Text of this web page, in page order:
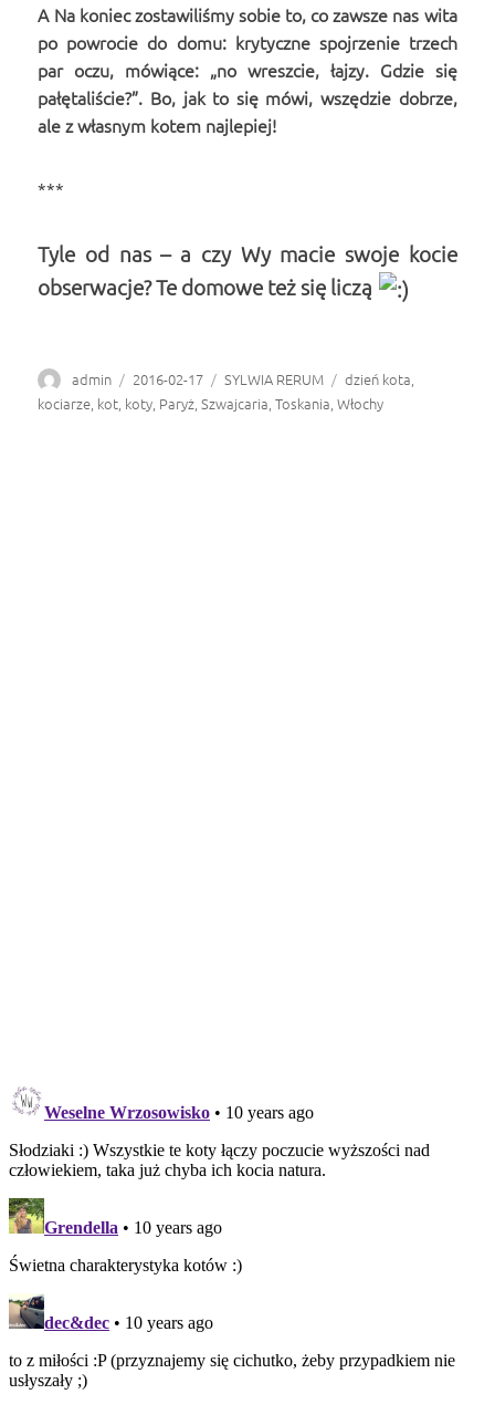
A Na koniec zostawiliśmy sobie to, co zawsze nas wita
po powrocie do domu: krytyczne spojrzenie trzech
par oczu, mówiące: „no wreszcie, łajzy. Gdzie się
pałętaliście?”. Bo, jak to się mówi, wszędzie dobrze,
ale z własnym kotem najlepiej!
***
Tyle od nas – a czy Wy macie swoje kocie
obserwacje? Te domowe też się liczą
Autor
admin Opublikowano
2016-02-17 Kategorie
SYLWIA RERUM Tagi
dzień kota,
kociarze, kot, koty, Paryż,Szwajcaria,Toskania,Włochy